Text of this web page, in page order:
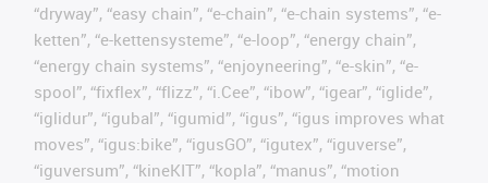
“dryway”, “easy chain”, “e-chain”, “e-chain systems”, “e-
ketten”, “e-kettensysteme”, “e-loop”, “energy chain”,
“energy chain systems”, “enjoyneering”, “e-skin”, “e-
spool”, “fixflex”, “flizz”, “i.Cee”, “ibow”, “igear”, “iglide”,
“iglidur”, “igubal”, “igumid”, “igus”, “igus improves what
moves”, “igus:bike”, “igusGO”, “igutex”, “iguverse”,
“iguversum”, “kineKIT”, “kopla”, “manus”, “motion